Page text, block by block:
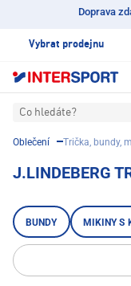
Doprava
Vybrat prodejnu
Co hledáte?
Oblečení Trička, bundy,
J.LINDEBERG
BUNDY MIKINY S